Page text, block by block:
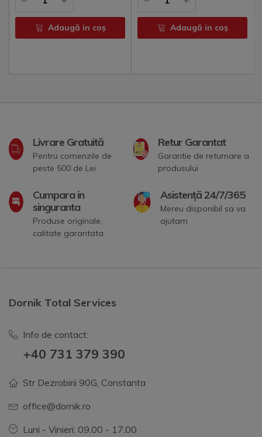
Adaugă in coş Adaugă in coş
Livrare Gratuită
Pentru comenzile de
peste 500 de Lei
Retur Garantat
Garantie de returnare a
produsului
Cumpara in
singuranta
Produse originale,
calitate garantata
Asistență 24/7/365
Mereu disponibil sa va
ajutam
Dornik Total Services
Info de contact:
+40 731 379 390
Str Dezrobirii 90G, Constanta
office@dornik.ro
Luni - Vinieri: 09.00 - 17.00